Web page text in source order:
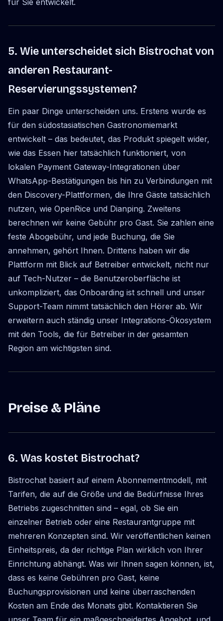
5. Wie unterscheidet sich Bistrochat von
anderen Restaurant-
Reservierungssystemen?
Ein paar Dinge unterscheiden uns. Erstens wurde es
für den südostasiatischen Gastronomiemarkt
entwickelt – das bedeutet, das Produkt spiegelt wider,
wie das Essen hier tatsächlich funktioniert, von
lokalen Payment Gateway-Integrationen über
WhatsApp-Bestätigungen bis hin zu Verbindungen mit
den Discovery-Plattformen, die Ihre Gäste tatsächlich
nutzen, wie OpenRice und Dianping. Zweitens
berechnen wir keine Gebühr pro Gast. Sie zahlen eine
feste Abogebühr, und jede Buchung, die Sie
annehmen, gehört Ihnen. Drittens haben wir die
Plattform mit Blick auf Betreiber entwickelt, nicht nur
auf Tech-Nutzer – die Benutzeroberfläche ist
unkompliziert, das Onboarding ist schnell und unser
Support-Team nimmt tatsächlich den Hörer ab. Wir
erweitern auch ständig unser Integrations-Ökosystem
mit den Tools, die für Betreiber in der gesamten
Region am wichtigsten sind.
Preise & Pläne
6. Was kostet Bistrochat?
Bistrochat basiert auf einem Abonnementmodell, mit
Tarifen, die auf die Größe und die Bedürfnisse Ihres
Betriebs zugeschnitten sind – egal, ob Sie ein
einzelner Betrieb oder eine Restaurantgruppe mit
mehreren Konzepten sind. Wir veröffentlichen keinen
Einheitspreis, da der richtige Plan wirklich von Ihrer
Einrichtung abhängt. Was wir Ihnen sagen können, ist,
dass es keine Gebühren pro Gast, keine
Buchungsprovisionen und keine überraschenden
Kosten am Ende des Monats gibt. Kontaktieren Sie